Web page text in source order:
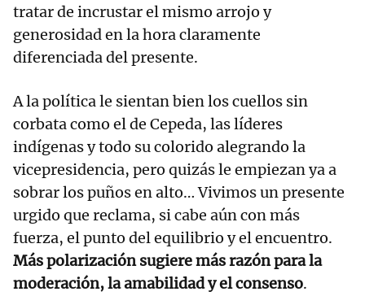
tratar de incrustar el mismo arrojo y
generosidad en la hora claramente
diferenciada del presente.
A la política le sientan bien los cuellos sin
corbata como el de Cepeda, las líderes
indígenas y todo su colorido alegrando la
vicepresidencia, pero quizás le empiezan ya a
sobrar los puños en alto… Vivimos un presente
urgido que reclama, si cabe aún con más
fuerza, el punto del equilibrio y el encuentro.
Más polarización sugiere más razón para la
moderación, la amabilidad y el consenso.